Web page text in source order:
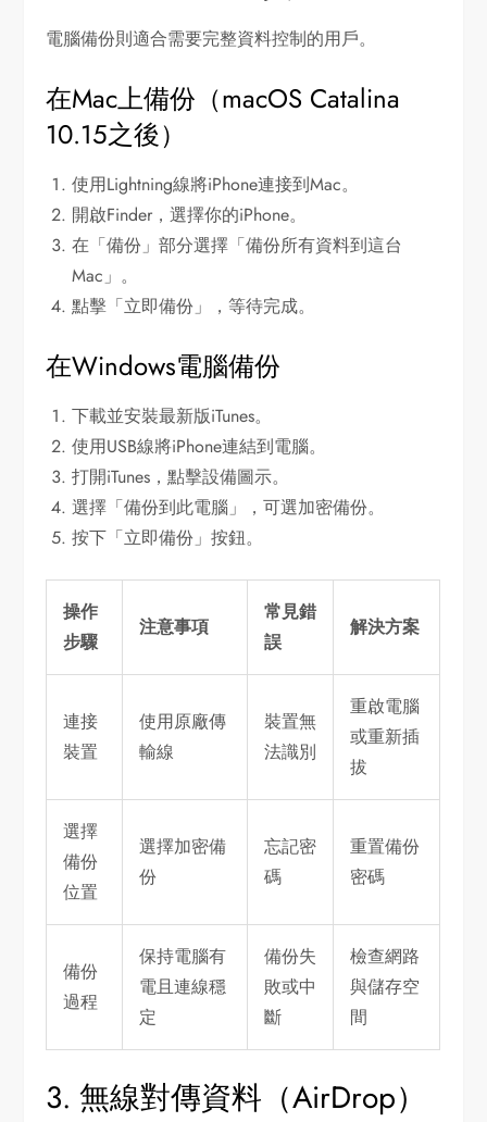
電腦備份則適合需要完整資料控制的用戶。
在Mac上備份（macOS Catalina
10.15之後）
使用Lightning線將iPhone連接到Mac。
開啟Finder，選擇你的iPhone。
在「備份」部分選擇「備份所有資料到這台
Mac」。
點擊「立即備份」，等待完成。
在Windows電腦備份
下載並安裝最新版iTunes。
使用USB線將iPhone連結到電腦。
打開iTunes，點擊設備圖示。
選擇「備份到此電腦」，可選加密備份。
按下「立即備份」按鈕。
操作
步驟
注意事項
常見錯
誤
解決方案
連接
裝置
使用原廠傳
輸線
裝置無
法識別
重啟電腦
或重新插
拔
選擇
備份
位置
選擇加密備
份
忘記密
碼
重置備份
密碼
備份
過程
保持電腦有
電且連線穩
定
備份失
敗或中
斷
檢查網路
與儲存空
間
3. 無線對傳資料（AirDrop）